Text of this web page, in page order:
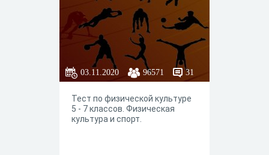
03.11.2020 96571 31
Тест по физической культуре
5 - 7 классов. Физическая
культура и спорт.